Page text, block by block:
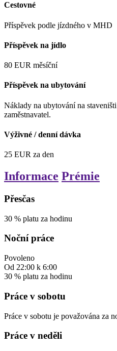
Cestovné
Příspěvek podle jízdného v MHD
Příspěvek na jídlo
80 EUR měsíční
Příspěvek na ubytování
Náklady na ubytování na
zaměstnavatel.
Výživné / denní dávka
25 EUR za den
Informace Prémie
Přesčas
30 % platu za hodinu
Noční práce
Povoleno
Od 22:00 k 6:00
30 % platu za hodinu
Práce v sobotu
Práce v sobotu je považována za
Práce v neděli